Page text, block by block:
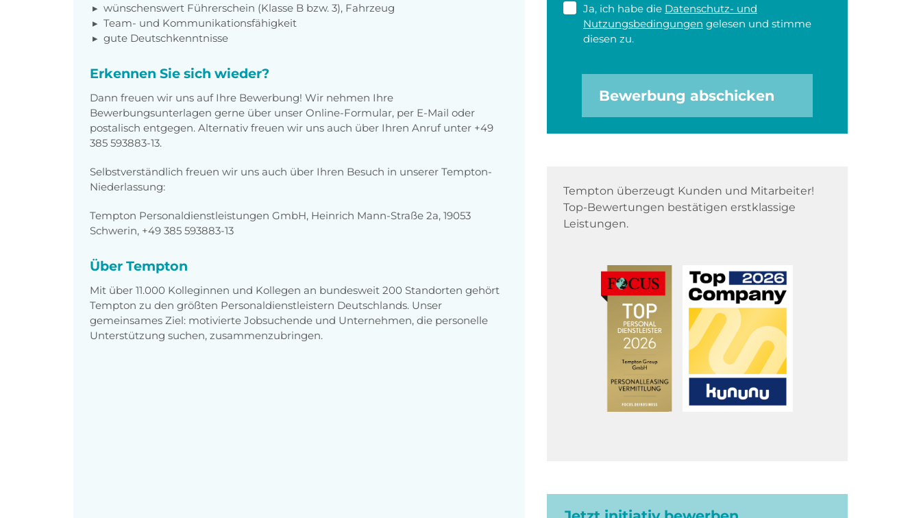
wünschenswert Führerschein (Klasse B bzw. 3), Fahrzeug
Team- und Kommunikationsfähigkeit
gute Deutschkenntnisse
Erkennen Sie sich wieder?
Dann freuen wir uns auf Ihre Bewerbung! Wir nehmen Ihre
Bewerbungsunterlagen gerne über unser Online-Formular, per E-Mail oder
postalisch entgegen. Alternativ freuen wir uns auch über Ihren Anruf unter +49
385 593883-13.
Selbstverständlich freuen wir uns auch über Ihren Besuch in unserer Tempton-
Niederlassung:
Tempton Personaldienstleistungen GmbH, Heinrich Mann-Straße 2a, 19053
Schwerin, +49 385 593883-13
Über Tempton
Mit über 11.000 Kolleginnen und Kollegen an bundesweit 200 Standorten gehört
Tempton zu den größten Personaldienstleistern Deutschlands. Unser
gemeinsames Ziel: motivierte Jobsuchende und Unternehmen, die personelle
Unterstützung suchen, zusammenzubringen.
Ja, ich habe die Datenschutz- und
Nutzungsbedingungen gelesen und stimme
diesen zu.
Bewerbung abschicken
Tempton überzeugt Kunden und Mitarbeiter!
Top-Bewertungen bestätigen erstklassige
Leistungen.